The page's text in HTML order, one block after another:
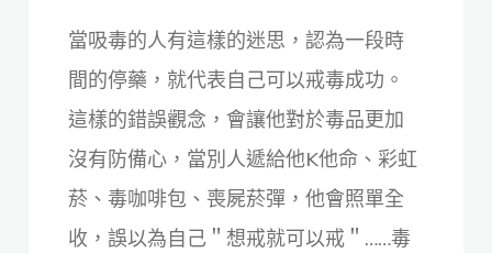
當吸毒的人有這樣的迷思，認為一段時
間的停藥，就代表自己可以戒毒成功。
這樣的錯誤觀念，會讓他對於毒品更加
沒有防備心，當別人遞給他K他命、彩虹
菸、毒咖啡包、喪屍菸彈，他會照單全
收，誤以為自己＂想戒就可以戒＂……毒